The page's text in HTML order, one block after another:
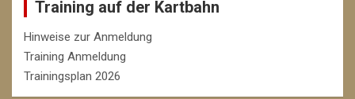
Training auf der Kartbahn
Hinweise zur Anmeldung
Training Anmeldung
Trainingsplan 2026